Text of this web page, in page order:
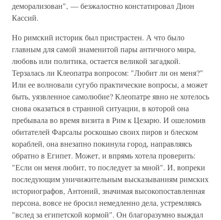
деморализован", — безжалостно констатировал Дион
Кассий.
Но римский историк был пристрастен. А что было
главным для самой знаменитой пары античного мира,
любовь или политика, остается великой загадкой.
Терзалась ли Клеопатра вопросом: "Любит ли он меня?"
Или ее волновали сугубо практические вопросы, а может
быть, уязвленное самолюбие? Клеопатре явно не хотелось
снова оказаться в странной ситуации, в которой она
пребывала во время визита в Рим к Цезарю. И ошеломив
обитателей Фарсалы роскошью своих пиров и блеском
кораблей, она внезапно покинула город, направляясь
обратно в Египет. Может, и впрямь хотела проверить:
"Если он меня любит, то последует за мной". И, вопреки
последующим уничижительным высказываниям римских
историографов, Антоний, значимая высокопоставленная
персона, вовсе не бросил немедленно дела, устремляясь
"вслед за египетской кормой". Он благоразумно выждал